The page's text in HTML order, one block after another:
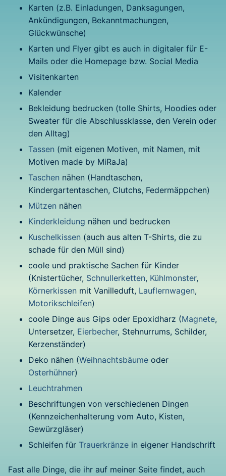
Karten (z.B. Einladungen, Danksagungen,
Ankündigungen, Bekanntmachungen,
Glückwünsche)
Karten und Flyer gibt es auch in digitaler für E-
Mails oder die Homepage bzw. Social Media
Visitenkarten
Kalender
Bekleidung bedrucken (tolle Shirts, Hoodies oder
Sweater für die Abschlussklasse, den Verein oder
den Alltag)
Tassen (mit eigenen Motiven, mit Namen, mit
Motiven made by MiRaJa)
Taschen nähen (Handtaschen,
Kindergartentaschen, Clutchs, Federmäppchen)
Mützen nähen
Kinderkleidung nähen und bedrucken
Kuschelkissen (auch aus alten T-Shirts, die zu
schade für den Müll sind)
coole und praktische Sachen für Kinder
(Knistertücher, Schnullerketten, Kühlmonster,
Körnerkissen mit Vanilleduft, Lauflernwagen,
Motorikschleifen)
coole Dinge aus Gips oder Epoxidharz (Magnete,
Untersetzer, Eierbecher, Stehnurrums, Schilder,
Kerzenständer)
Deko nähen (Weihnachtsbäume oder
Osterhühner)
Leuchtrahmen
Beschriftungen von verschiedenen Dingen
(Kennzeichenhalterung vom Auto, Kisten,
Gewürzgläser)
Schleifen für Trauerkränze in eigener Handschrift
Fast alle Dinge, die ihr auf meiner Seite findet, auch